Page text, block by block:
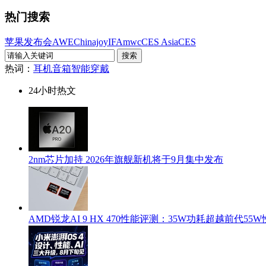
热门搜索
苹果发布会AWEChinajoyIFAmwcCES AsiaCES
热词： 耳机音箱智能穿戴
24小时热文
2nm芯片加持 2026年旗舰新机将于9月集中发布
AMD锐龙AI 9 HX 470性能评测：35W功耗超越前代55W